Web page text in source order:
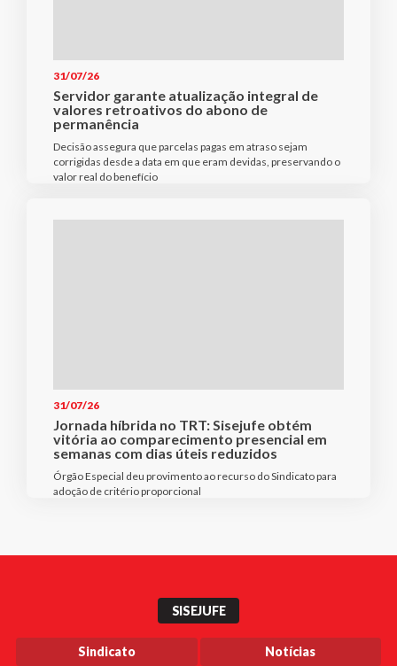
31/07/26
Servidor garante atualização integral de
valores retroativos do abono de
permanência
Decisão assegura que parcelas pagas em atraso sejam
corrigidas desde a data em que eram devidas, preservando o
valor real do benefício
31/07/26
Jornada híbrida no TRT: Sisejufe obtém
vitória ao comparecimento presencial em
semanas com dias úteis reduzidos
Órgão Especial deu provimento ao recurso do Sindicato para
adoção de critério proporcional
SISEJUFE
Sindicato Notícias